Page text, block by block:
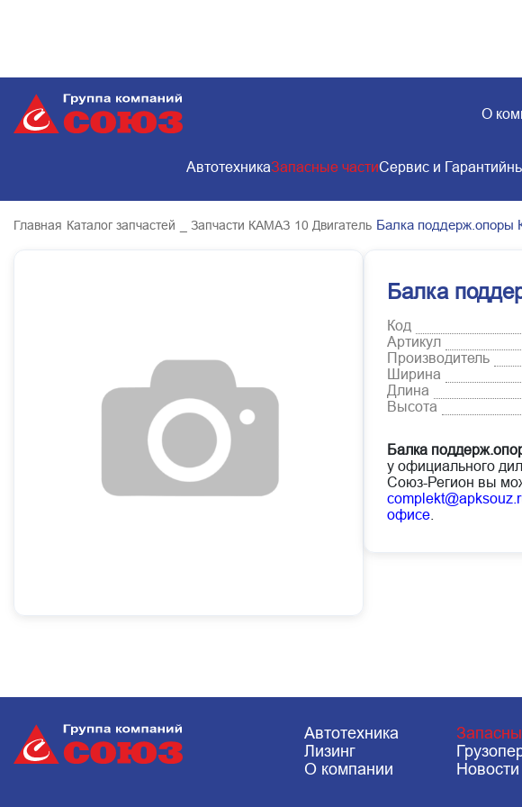
О
АвтотехникаЗапасные частиСервис и
Главная Каталог запчастей _ Запчасти КАМАЗ 10 Двигатель Балка
Балка
Код
Артикул
Производитель
Ширина
Длина
Высота
Балка
у официального
Союз-Регион вы
офисе
Автотехника
Лизинг
О компании
Новости